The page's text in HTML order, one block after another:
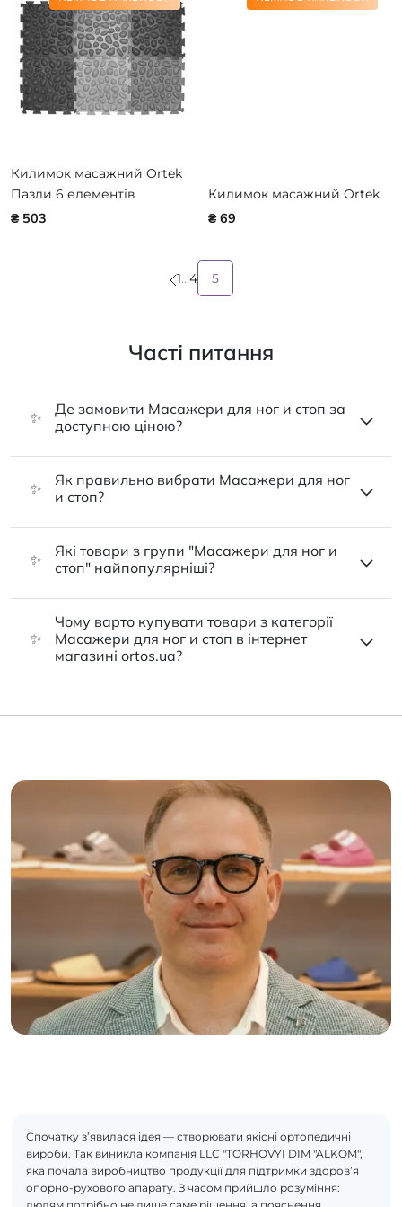
Килимок масажний Ortek
Пазли 6 елементів
₴ 503
Килимок масажний Ortek
₴ 69
1...4 5
Часті питання
✨
Де замовити Масажери для ног и стоп за
доступною ціною?
✨
Як правильно вибрати Масажери для ног
и стоп?
✨
Які товари з групи "Масажери для ног и
стоп" найпопулярніші?
✨
Чому варто купувати товари з категорії
Масажери для ног и стоп в інтернет
магазині ortos.ua?
Спочатку з’явилася ідея — створювати якісні ортопедичні
вироби. Так виникла компанія LLC "TORHOVYI DIM "ALKOM",
яка почала виробництво продукції для підтримки здоров’я
опорно-рухового апарату. З часом прийшло розуміння: